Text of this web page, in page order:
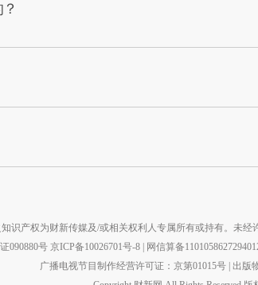
识产权为财新传媒及/或相关权利人专属所有或持有。未经
090880号 京ICP备10026701号-8 网信算备
广播电视节目制作经营许可证：京第01015号 出版